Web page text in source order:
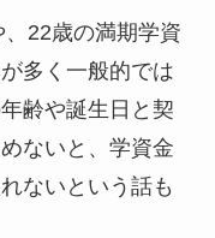
22歳の満期学資
多く一般的では
齢や誕生日と契
ないと、学資金
ないという話も